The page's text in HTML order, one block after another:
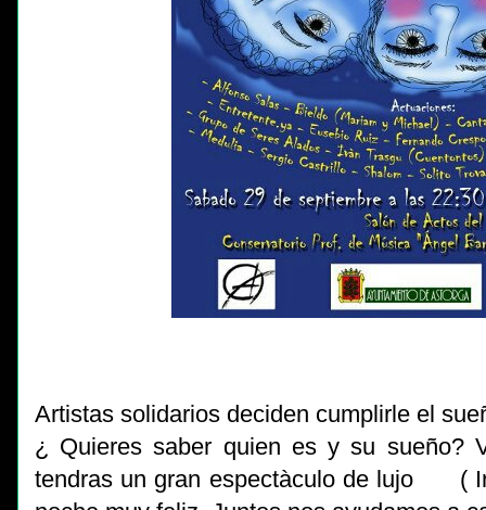
Artistas solidarios deciden cumplirle el
¿ Quieres saber quien es y su sueño?
tendras un gran espectàculo de lujo (